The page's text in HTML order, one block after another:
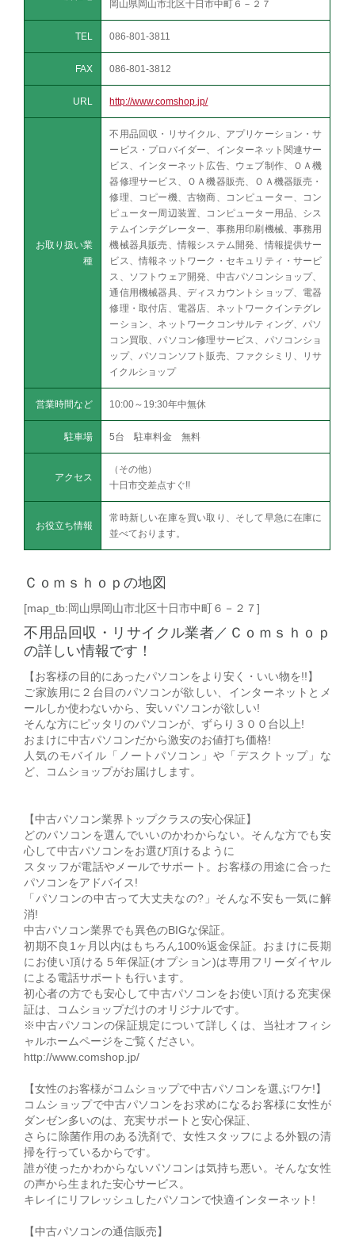
岡山県岡山市北区十日市中町６－２７
TEL 086-801-3811
FAX 086-801-3812
URL http://www.comshop.jp/
お取り扱い業
種
不用品回収・リサイクル、アプリケーション・サ
ービス・プロバイダー、インターネット関連サー
ビス、インターネット広告、ウェブ制作、ＯＡ機
器修理サービス、ＯＡ機器販売、ＯＡ機器販売・
修理、コピー機、古物商、コンピューター、コン
ピューター周辺装置、コンピューター用品、シス
テムインテグレーター、事務用印刷機械、事務用
機械器具販売、情報システム開発、情報提供サー
ビス、情報ネットワーク・セキュリティ・サービ
ス、ソフトウェア開発、中古パソコンショップ、
通信用機械器具、ディスカウントショップ、電器
修理・取付店、電器店、ネットワークインテグレ
ーション、ネットワークコンサルティング、パソ
コン買取、パソコン修理サービス、パソコンショ
ップ、パソコンソフト販売、ファクシミリ、リサ
イクルショップ
営業時間など 10:00～19:30年中無休
駐車場 5台 駐車料金 無料
アクセス
（その他）
十日市交差点すぐ!!
お役立ち情報
常時新しい在庫を買い取り、そして早急に在庫に
並べております。
Ｃｏｍｓｈｏｐの地図
[map_tb:岡山県岡山市北区十日市中町６－２７]
不用品回収・リサイクル業者／Ｃｏｍｓｈｏｐ
の詳しい情報です！
【お客様の目的にあったパソコンをより安く・いい物を!!】
ご家族用に２台目のパソコンが欲しい、インターネットとメ
ールしか使わないから、安いパソコンが欲しい!
そんな方にピッタリのパソコンが、ずらり３００台以上!
おまけに中古パソコンだから激安のお値打ち価格!
人気のモバイル「ノートパソコン」や「デスクトップ」な
ど、コムショップがお届けします。
【中古パソコン業界トップクラスの安心保証】
どのパソコンを選んでいいのかわからない。そんな方でも安
心して中古パソコンをお選び頂けるように
スタッフが電話やメールでサポート。お客様の用途に合った
パソコンをアドバイス!
「パソコンの中古って大丈夫なの?」そんな不安も一気に解
消!
中古パソコン業界でも異色のBIGな保証。
初期不良1ヶ月以内はもちろん100%返金保証。おまけに長期
にお使い頂ける５年保証(オプション)は専用フリーダイヤル
による電話サポートも行います。
初心者の方でも安心して中古パソコンをお使い頂ける充実保
証は、コムショップだけのオリジナルです。
※中古パソコンの保証規定について詳しくは、当社オフィシ
ャルホームページをご覧ください。
http://www.comshop.jp/
【女性のお客様がコムショップで中古パソコンを選ぶワケ!】
コムショップで中古パソコンをお求めになるお客様に女性が
ダンゼン多いのは、充実サポートと安心保証、
さらに除菌作用のある洗剤で、女性スタッフによる外観の清
掃を行っているからです。
誰が使ったかわからないパソコンは気持ち悪い。そんな女性
の声から生まれた安心サービス。
キレイにリフレッシュしたパソコンで快適インターネット!
【中古パソコンの通信販売】